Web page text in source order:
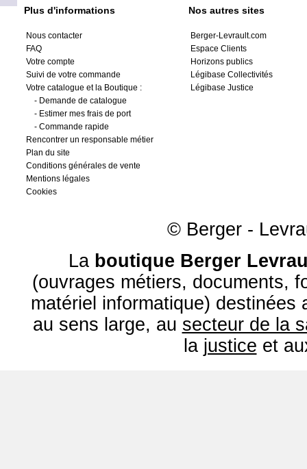
Plus d'informations
Nous contacter
FAQ
Votre compte
Suivi de votre commande
Votre catalogue et la Boutique :
- Demande de catalogue
- Estimer mes frais de port
- Commande rapide
Rencontrer un responsable métier
Plan du site
Conditions générales de vente
Mentions légales
Cookies
Nos autres sites
Berger-Levrault.com
Espace Clients
Horizons publics
Légibase Collectivités
Légibase Justice
© Berger -
La boutique Berger
(ouvrages métiers, documents,
matériel informatique) destinées
au sens large, au secteur de la
la justice et